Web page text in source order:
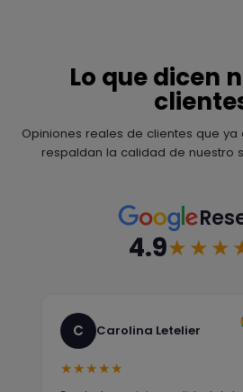
Lo que dicen
Opiniones reales de clientes que
respaldan la calidad de nuestro
4.9
C Carolina Letelier
★★★★★